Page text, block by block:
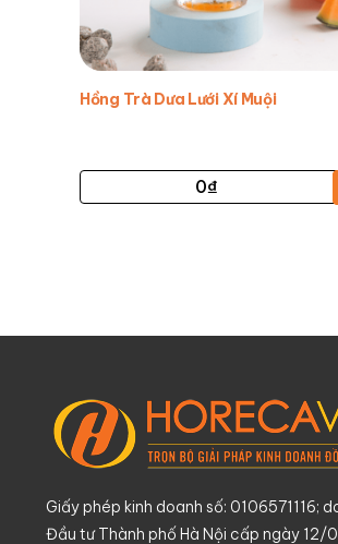
Hồng Trà Dưa Lưới Xí Muội
0₫
Giấy phép kinh doanh số: 0106571116;
Đầu tư Thành phố Hà Nội cấp ngày 12/